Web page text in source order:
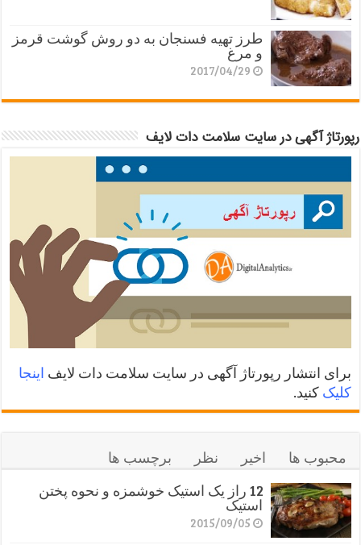
طرز تهیه فسنجان به دو روش گوشت قرمز
و مرغ
2017/04/29
رپورتاژ آگهی در سایت سلامت دات لایف
برای انتشار رپورتاژ آگهی در سایت سلامت دات لایف اینجا
کلیک کنید.
محبوب ها اخیر نظر
برچسب ها
12 راز یک استیک خوشمزه و نحوه پختن
استیک
2015/09/05